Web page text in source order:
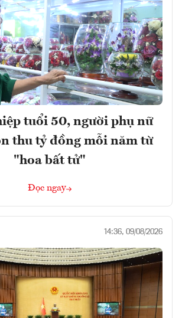
tuổi 50, người phụ nữ
thu tỷ đồng mỗi năm từ
"hoa bất tử"
Đọc ngay
14:36, 09/08/2026